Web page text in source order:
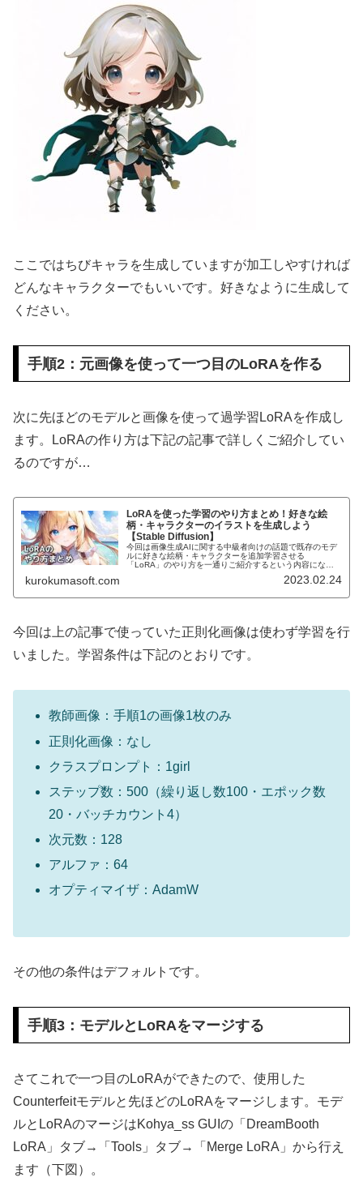
ここではちびキャラを生成していますが加工しやすければ
どんなキャラクターでもいいです。好きなように生成して
ください。
手順2：元画像を使って一つ目のLoRAを作る
次に先ほどのモデルと画像を使って過学習LoRAを作成し
ます。LoRAの作り方は下記の記事で詳しくご紹介してい
るのですが…
LoRAを使った学習のやり方まとめ！好きな絵
柄・キャラクターのイラストを生成しよう
【Stable Diffusion】
今回は画像生成AIに関する中級者向けの話題で既存のモデ
ルに好きな絵柄・キャラクターを追加学習させる
「LoRA」のやり方を一通りご紹介するという内容になっ
kurokumasoft.com 2023.02.24
今回は上の記事で使っていた正則化画像は使わず学習を行
いました。学習条件は下記のとおりです。
教師画像：手順1の画像1枚のみ
正則化画像：なし
クラスプロンプト：1girl
ステップ数：500（繰り返し数100・エポック数
20・バッチカウント4）
次元数：128
アルファ：64
オプティマイザ：AdamW
その他の条件はデフォルトです。
手順3：モデルとLoRAをマージする
さてこれで一つ目のLoRAができたので、使用した
Counterfeitモデルと先ほどのLoRAをマージします。モデ
ルとLoRAのマージはKohya_ss GUIの「DreamBooth
LoRA」タブ→「Tools」タブ→「Merge LoRA」から行え
ます（下図）。